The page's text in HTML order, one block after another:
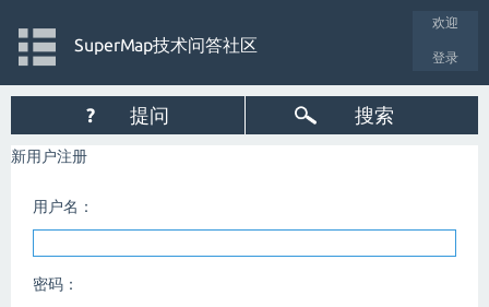
欢迎
登录
SuperMap技术问答社区
? 提问 搜索
新用户注册
用户名：
密码：